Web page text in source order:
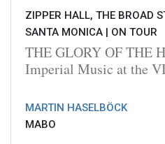
ZIPPER HALL, THE BROAD
SANTA MONICA | ON TOUR
THE GLORY OF THE
Imperial Music at the
MARTIN HASELBÖCK
MABO